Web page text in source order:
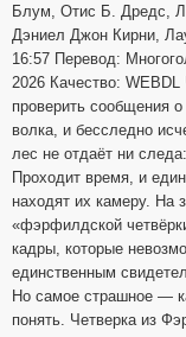
Блум, Отис Б. Дредс,
Дэниел Джон Кирни,
16:57 Перевод:
2026 Качество:
проверить сообщения
волка, и бесследно
лес не отдаёт ни
Проходит время, и
находят их камеру. На
«фэрфилдской
кадры, которые
единственным
Но самое страшное —
понять. Четверка из